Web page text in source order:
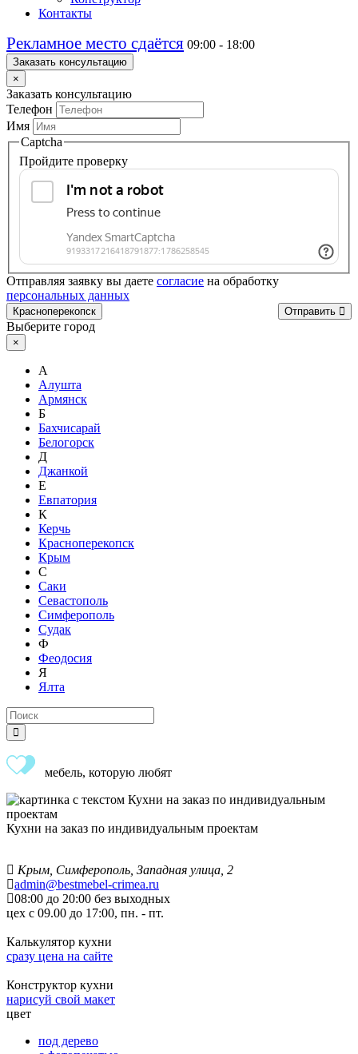
Контакты
Рекламное место сдаётся 09:00 - 18:00
Заказать консультацию
×
Заказать консультацию
Телефон
Имя
Captcha
Пройдите проверку
Отправляя заявку вы даете согласие на обработку
персональных данных
Отправить
Красноперекопск
Выберите город
×
А
Алушта
Армянск
Б
Бахчисарай
Белогорск
Д
Джанкой
Е
Евпатория
К
Керчь
Красноперекопск
Крым
С
Саки
Севастополь
Симферополь
Судак
Ф
Феодосия
Я
Ялта
мебель, которую любят
Кухни на заказ по индивидуальным проектам
Крым, Симферополь, Западная улица, 2
admin@bestmebel-crimea.ru
08:00 до 20:00 без выходных
цех с 09.00 до 17:00, пн. - пт.
Калькулятор кухни
сразу цена на сайте
Конструктор кухни
нарисуй свой макет
цвет
под дерево